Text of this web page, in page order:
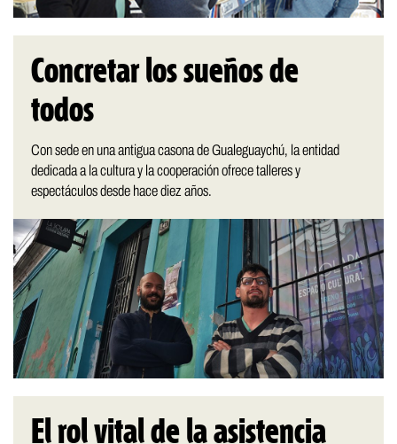
Concretar los sueños de
todos
Con sede en una antigua casona de Gualeguaychú, la entidad
dedicada a la cultura y la cooperación ofrece talleres y
espectáculos desde hace diez años.
El rol vital de la asistencia